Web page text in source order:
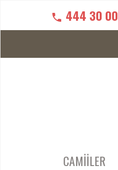
444 30 00
CAMİİLER